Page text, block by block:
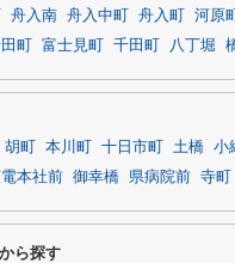
舟入南 舟入中町 舟入町 河原町
町 富士見町 千田町 八丁堀
胡町 本川町 十日市町 土橋 小
本社前 御幸橋 県病院前 寺町
ら探す